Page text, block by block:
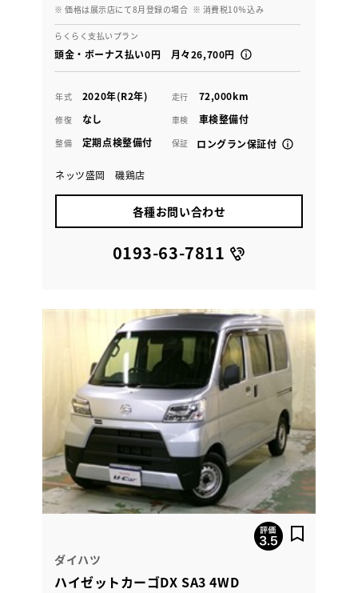
※ 価格は展示店にて8月登録の場合 ※ 消費税10％込み
らくらく支払いプラン
頭金・ボーナス払い0円 月々26,700円
年式 2020年(R2年) 走行 72,000km
修復 なし 車検 車検整備付
整備 定期点検整備付 保証 ロングラン保証付
ネッツ盛岡 磯鶏店
各種お問い合わせ
0193-63-7811
ダイハツ
ハイゼットカーゴDX SA3 4WD